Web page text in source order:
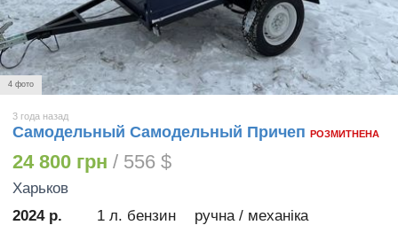
4 фото
3 года назад
Самодельный Самодельный Причеп РОЗМИТНЕНА
24 800 грн / 556 $
Харьков
2024 р.
1 л. бензин ручна / механіка